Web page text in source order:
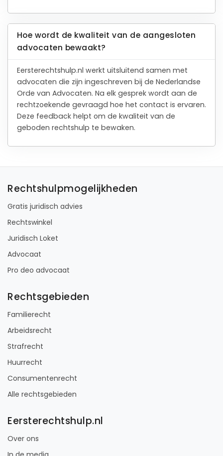
Hoe wordt de kwaliteit van de aangesloten
advocaten bewaakt?
Eersterechtshulp.nl werkt uitsluitend samen met
advocaten die zijn ingeschreven bij de Nederlandse
Orde van Advocaten. Na elk gesprek wordt aan de
rechtzoekende gevraagd hoe het contact is ervaren.
Deze feedback helpt om de kwaliteit van de
geboden rechtshulp te bewaken.
Rechtshulpmogelijkheden
Gratis juridisch advies
Rechtswinkel
Juridisch Loket
Advocaat
Pro deo advocaat
Rechtsgebieden
Familierecht
Arbeidsrecht
Strafrecht
Huurrecht
Consumentenrecht
Alle rechtsgebieden
Eersterechtshulp.nl
Over ons